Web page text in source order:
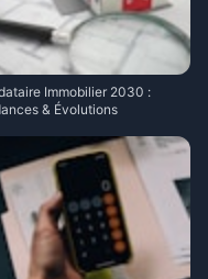
Immobilier 2030 :
& Évolutions